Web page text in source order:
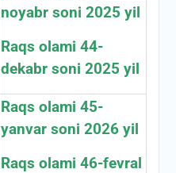
noyabr soni 2025 yil
Raqs olami 44-
dekabr soni 2025 yil
Raqs olami 45-
yanvar soni 2026 yil
Raqs olami 46-fevral